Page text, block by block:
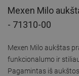
Mexen Milo
- 71310-00
Mexen Milo aukštas
funkcionalumo ir
Pagamintas iš